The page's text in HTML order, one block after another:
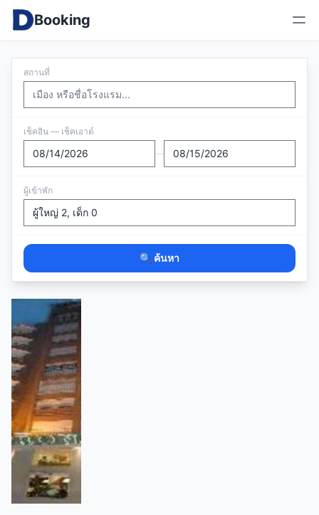
Booking
สถานที่
เช็คอิน — เช็คเอาต์
—
ผู้เข้าพัก
🔍 ค้นหา